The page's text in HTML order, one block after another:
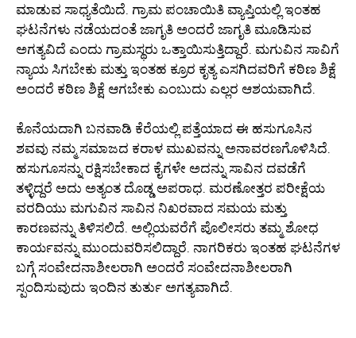
ಮಾಡುವ ಸಾಧ್ಯತೆಯಿದೆ. ಗ್ರಾಮ ಪಂಚಾಯಿತಿ ವ್ಯಾಪ್ತಿಯಲ್ಲಿ ಇಂತಹ
ಘಟನೆಗಳು ನಡೆಯದಂತೆ ಜಾಗೃತಿ ಅಂದರೆ ಜಾಗೃತಿ ಮೂಡಿಸುವ
ಅಗತ್ಯವಿದೆ ಎಂದು ಗ್ರಾಮಸ್ಥರು ಒತ್ತಾಯಿಸುತ್ತಿದ್ದಾರೆ. ಮಗುವಿನ ಸಾವಿಗೆ
ನ್ಯಾಯ ಸಿಗಬೇಕು ಮತ್ತು ಇಂತಹ ಕ್ರೂರ ಕೃತ್ಯ ಎಸಗಿದವರಿಗೆ ಕಠಿಣ ಶಿಕ್ಷೆ
ಅಂದರೆ ಕಠಿಣ ಶಿಕ್ಷೆ ಆಗಬೇಕು ಎಂಬುದು ಎಲ್ಲರ ಆಶಯವಾಗಿದೆ.
ಕೊನೆಯದಾಗಿ ಬನವಾಡಿ ಕೆರೆಯಲ್ಲಿ ಪತ್ತೆಯಾದ ಈ ಹಸುಗೂಸಿನ
ಶವವು ನಮ್ಮ ಸಮಾಜದ ಕರಾಳ ಮುಖವನ್ನು ಅನಾವರಣಗೊಳಿಸಿದೆ.
ಹಸುಗೂಸನ್ನು ರಕ್ಷಿಸಬೇಕಾದ ಕೈಗಳೇ ಅದನ್ನು ಸಾವಿನ ದವಡೆಗೆ
ತಳ್ಳಿದ್ದರೆ ಅದು ಅತ್ಯಂತ ದೊಡ್ಡ ಅಪರಾಧ. ಮರಣೋತ್ತರ ಪರೀಕ್ಷೆಯ
ವರದಿಯು ಮಗುವಿನ ಸಾವಿನ ನಿಖರವಾದ ಸಮಯ ಮತ್ತು
ಕಾರಣವನ್ನು ತಿಳಿಸಲಿದೆ. ಅಲ್ಲಿಯವರೆಗೆ ಪೊಲೀಸರು ತಮ್ಮ ಶೋಧ
ಕಾರ್ಯವನ್ನು ಮುಂದುವರಿಸಲಿದ್ದಾರೆ. ನಾಗರಿಕರು ಇಂತಹ ಘಟನೆಗಳ
ಬಗ್ಗೆ ಸಂವೇದನಾಶೀಲರಾಗಿ ಅಂದರೆ ಸಂವೇದನಾಶೀಲರಾಗಿ
ಸ್ಪಂದಿಸುವುದು ಇಂದಿನ ತುರ್ತು ಅಗತ್ಯವಾಗಿದೆ.